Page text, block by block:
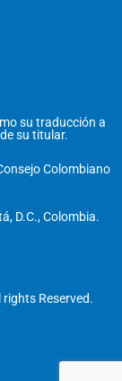
su traducción a
su titular.
Colombiano
D.C., Colombia.
Reserved.